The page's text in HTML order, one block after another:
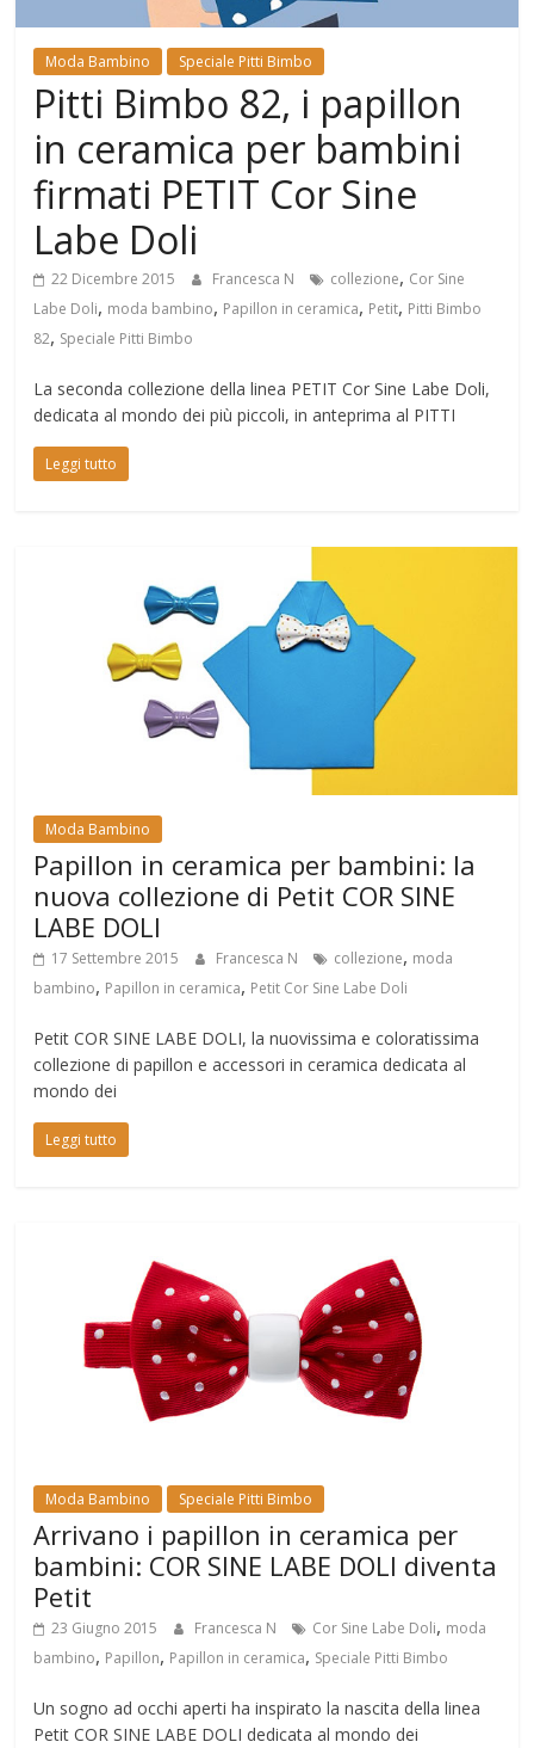
Moda Bambino Speciale Pitti Bimbo
Pitti Bimbo 82, i papillon
in ceramica per bambini
firmati PETIT Cor Sine
Labe Doli
22 Dicembre 2015 Francesca N collezione, Cor Sine
Labe Doli, moda bambino, Papillon in ceramica, Petit, Pitti Bimbo
82, Speciale Pitti Bimbo
La seconda collezione della linea PETIT Cor Sine Labe Doli,
dedicata al mondo dei più piccoli, in anteprima al PITTI
Leggi tutto
Moda Bambino
Papillon in ceramica per bambini: la
nuova collezione di Petit COR SINE
LABE DOLI
17 Settembre 2015 Francesca N collezione, moda
bambino, Papillon in ceramica, Petit Cor Sine Labe Doli
Petit COR SINE LABE DOLI, la nuovissima e coloratissima
collezione di papillon e accessori in ceramica dedicata al
mondo dei
Leggi tutto
Moda Bambino Speciale Pitti Bimbo
Arrivano i papillon in ceramica per
bambini: COR SINE LABE DOLI diventa
Petit
23 Giugno 2015 Francesca N Cor Sine Labe Doli, moda
bambino, Papillon, Papillon in ceramica, Speciale Pitti Bimbo
Un sogno ad occhi aperti ha inspirato la nascita della linea
Petit COR SINE LABE DOLI dedicata al mondo dei